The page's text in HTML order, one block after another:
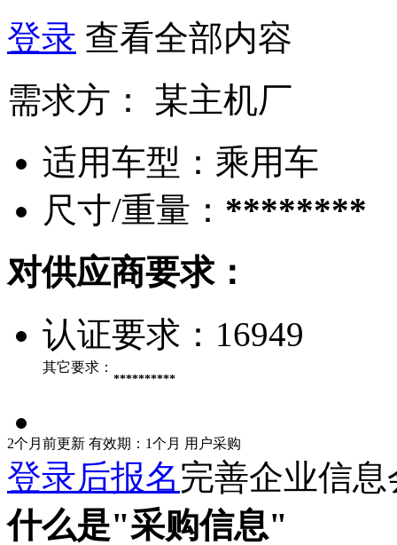
登录 查看全部内容
需求方：
某主机厂
适用车型： 乘用车
尺寸/重量： ********
对供应商要求：
认证要求： 16949
其它要求：
**********
2个月前更新 有效期：1个月 用户采购
登录后报名完善企业信
什么是"采购信息"